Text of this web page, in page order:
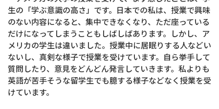
生の「学ぶ意識の高さ」です。日本での私は、授業で興味
のない内容になると、集中できなくなり、ただ座っている
だけになってしまうこともしばしばあります。しかし、ア
メリカの学生は違いました。授業中に居眠りする人などい
ないし、真剣な様子で授業を受けています。自ら挙手して
質問したり、意見をどんどん発言していきます。私よりも
英語が苦手そうな留学生でも臆する様子などなく授業を受
けています。